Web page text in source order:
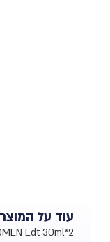
עוד על המוצר
Edt 30ml*2